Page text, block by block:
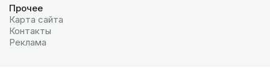
Прочее
Карта сайта
Контакты
Реклама